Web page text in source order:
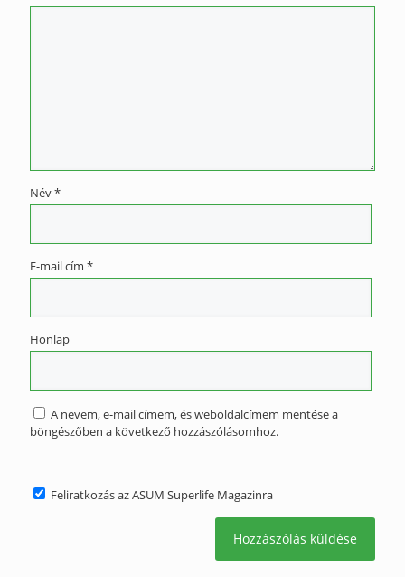
Név*
E-mail cím *
Honlap
A nevem, e-mail címem, és weboldalcímem mentése a
böngészőben a következő hozzászólásomhoz.
Feliratkozás az ASUM Superlife Magazinra